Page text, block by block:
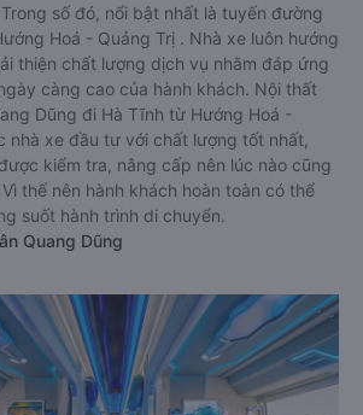
số đó, nổi bật nhất là tuyến đường
Hoá - Quảng Trị . Nhà xe luôn hướng
thiện chất lượng dịch vụ nhằm đáp ứng
càng cao của hành khách. Nội thất
Dũng đi Hà Tĩnh từ Hướng Hoá -
nhà xe đầu tư với chất lượng tốt nhất,
kiểm tra, nâng cấp nên lúc nào cũng
thế nên hành khách hoàn toàn có thể
suốt hành trình di chuyển.
Quang Dũng